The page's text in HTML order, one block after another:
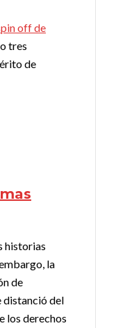
off de
tres
de
historias
la
de
distanció del
los derechos